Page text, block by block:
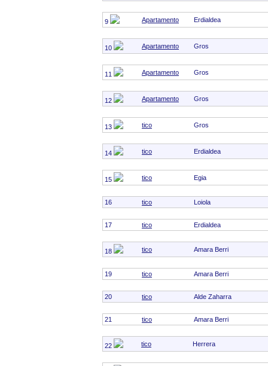
9 Apartamento Erdialdea
10 Apartamento Gros
11 Apartamento Gros
12 Apartamento Gros
13 tico Gros
14 tico Erdialdea
15 tico Egia
16 tico Loiola
17 tico Erdialdea
18 tico Amara Berri
19 tico Amara Berri
20 tico Alde Zaharra
21 tico Amara Berri
22 tico Herrera